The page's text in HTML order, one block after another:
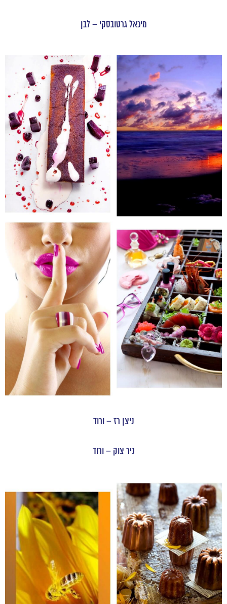
מיכאל גרטובסקי – לבן
ניצן רז – ורוד
ניר צוק – ורוד